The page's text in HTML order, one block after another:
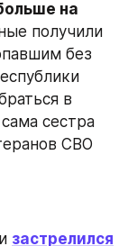
на
получили
без
в
сестра
СВО
застрелился